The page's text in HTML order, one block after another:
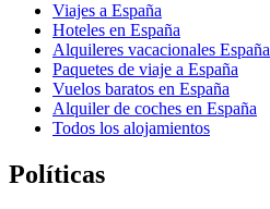
Viajes a España
Hoteles en España
Alquileres vacacionales España
Paquetes de viaje a España
Vuelos baratos en España
Alquiler de coches en España
Todos los alojamientos
Políticas